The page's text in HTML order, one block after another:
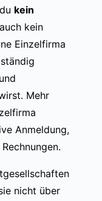
kein
kein
Einzelfirma
Mehr
Anmeldung,
nicht über